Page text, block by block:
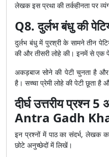
लेखक इस प्रथा की तर्कहीनता पर
Q8. दुर्लभ बंधु की
दुर्लभ बंधु में पुरश्री के सामने तीन
की और तीसरी लोहे की। इनमें से एक
अकड़बाज सोने की पेटी चुनता है और
है। सच्चा प्रेमी लोहे की पेटी छूता है
दीर्घ उत्तरीय
Antra Gadh
इन प्रश्नों में पाठ का संदर्भ, लेखक
छोटे अनुच्छेदों में लिखें।